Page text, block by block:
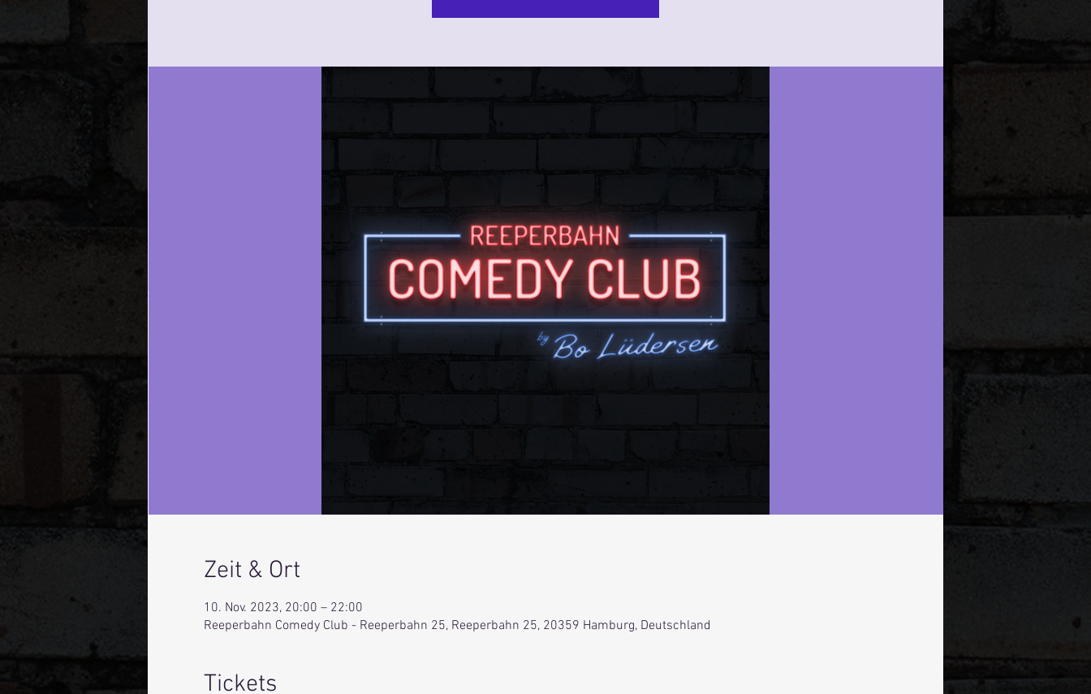
Zeit & Ort
10. Nov. 2023, 20:00 – 22:00
Reeperbahn Comedy Club - Reeperbahn 25, Reeperbahn 25, 20359 Hamburg, Deutschland
Tickets